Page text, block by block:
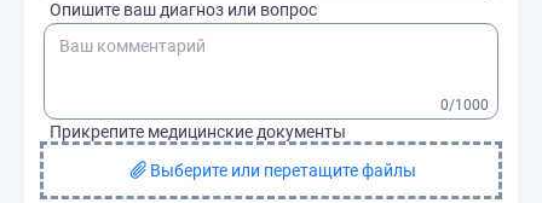
Опишите ваш диагноз или вопрос
0/1000
Прикрепите медицинские документы
Выберите или перетащите файлы